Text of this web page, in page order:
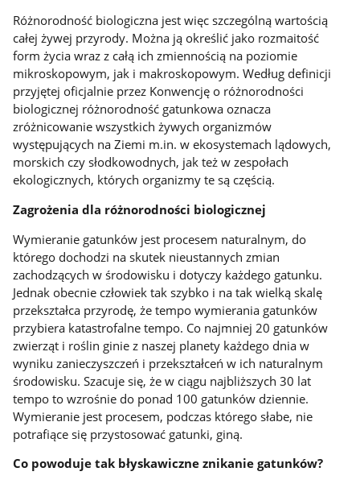
Różnorodność biologiczna jest więc szczególną wartością
całej żywej przyrody. Można ją określić jako rozmaitość
form życia wraz z całą ich zmiennością na poziomie
mikroskopowym, jak i makroskopowym. Według definicji
przyjętej oficjalnie przez Konwencję o różnorodności
biologicznej różnorodność gatunkowa oznacza
zróżnicowanie wszystkich żywych organizmów
występujących na Ziemi m.in. w ekosystemach lądowych,
morskich czy słodkowodnych, jak też w zespołach
ekologicznych, których organizmy te są częścią.
Zagrożenia dla różnorodności biologicznej
Wymieranie gatunków jest procesem naturalnym, do
którego dochodzi na skutek nieustannych zmian
zachodzących w środowisku i dotyczy każdego gatunku.
Jednak obecnie człowiek tak szybko i na tak wielką skalę
przekształca przyrodę, że tempo wymierania gatunków
przybiera katastrofalne tempo. Co najmniej 20 gatunków
zwierząt i roślin ginie z naszej planety każdego dnia w
wyniku zanieczyszczeń i przekształceń w ich naturalnym
środowisku. Szacuje się, że w ciągu najbliższych 30 lat
tempo to wzrośnie do ponad 100 gatunków dziennie.
Wymieranie jest procesem, podczas którego słabe, nie
potrafiące się przystosować gatunki, giną.
Co powoduje tak błyskawiczne znikanie gatunków?